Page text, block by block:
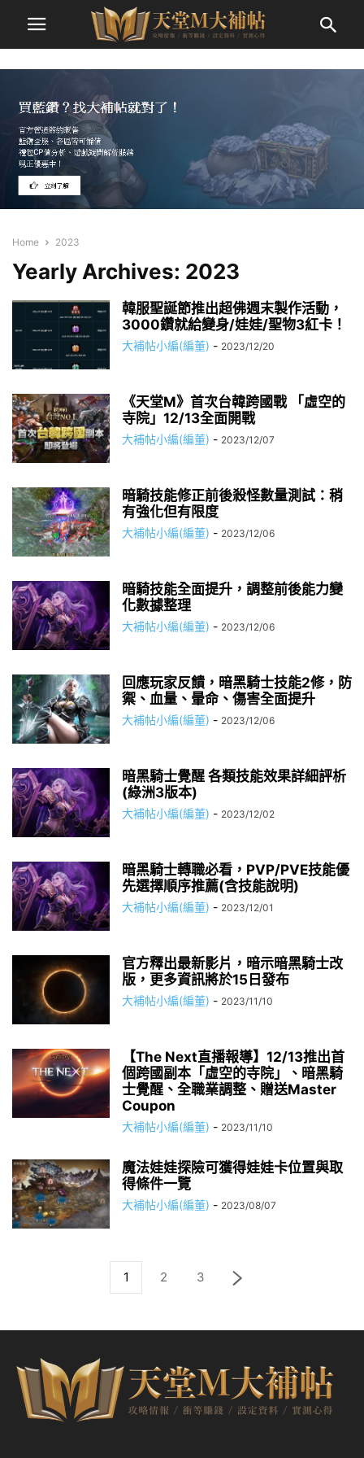
Home 2023
Yearly Archives: 2023
韓服聖誕節推出超佛週末製作活動，
3000鑽就給變身/娃娃/聖物3紅卡！
大補帖小編(編董) - 2023/12/20
《天堂M》首次台韓跨國戰 「虛空的
寺院」12/13全面開戰
大補帖小編(編董) - 2023/12/07
暗騎技能修正前後殺怪數量測試：稍
有強化但有限度
大補帖小編(編董) - 2023/12/06
暗騎技能全面提升，調整前後能力變
化數據整理
大補帖小編(編董) - 2023/12/06
回應玩家反饋，暗黑騎士技能2修，防
禦、血量、暈命、傷害全面提升
大補帖小編(編董) - 2023/12/06
暗黑騎士覺醒 各類技能效果詳細評析
(綠洲3版本)
大補帖小編(編董) - 2023/12/02
暗黑騎士轉職必看，PVP/PVE技能優
先選擇順序推薦(含技能說明)
大補帖小編(編董) - 2023/12/01
官方釋出最新影片，暗示暗黑騎士改
版，更多資訊將於15日發布
大補帖小編(編董) - 2023/11/10
【The Next直播報導】12/13推出首
個跨國副本「虛空的寺院」、暗黑騎
士覺醒、全職業調整、贈送Master
Coupon
大補帖小編(編董) - 2023/11/10
魔法娃娃探險可獲得娃娃卡位置與取
得條件一覽
大補帖小編(編董) - 2023/08/07
1 2 3